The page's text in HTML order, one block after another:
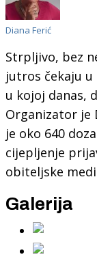
Diana Ferić
Strpljivo, bez
jutros čekaju u
u kojoj danas,
Organizator je
je oko 640
cijepljenje
obiteljske
Galerija